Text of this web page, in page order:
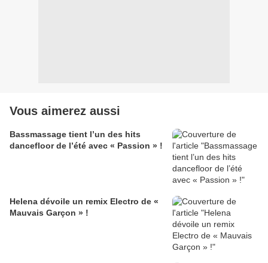
Vous aimerez aussi
Bassmassage tient l’un des hits
dancefloor de l’été avec « Passion » !
Helena dévoile un remix Electro de «
Mauvais Garçon » !